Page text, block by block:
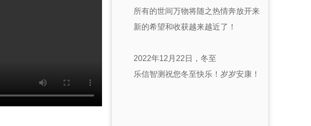
所有的世间万物将随之热情奔放开来
新的希望和收获越来越近了！
2022年12月22日，冬至
乐信智测祝您冬至快乐！岁岁安康！